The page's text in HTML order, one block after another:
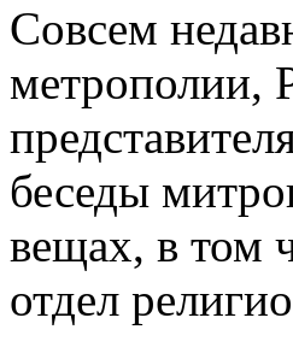
Совсем
метрополии,
беседы
вещах, в том
отдел